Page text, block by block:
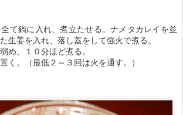
て鍋に入れ、煮立たせる。ナメタカレイを並
生姜を入れ、落し蓋をして強火で煮る。
め、１０分ほど煮る。
く。（最低２～３回は火を通す。）